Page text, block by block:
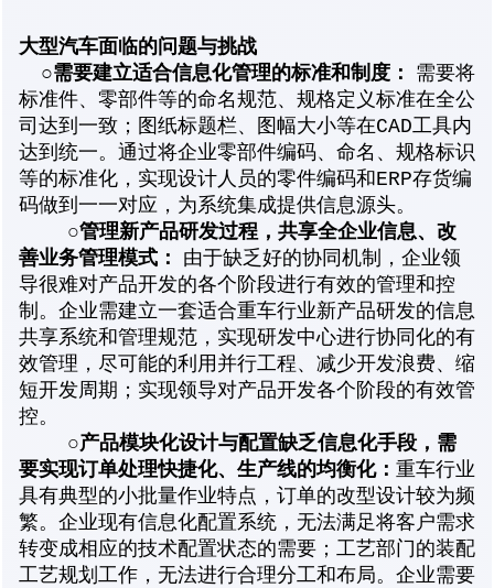
大型汽车面临的问题与挑战
○需要建立适合信息化管理的标准和制度： 需要将
标准件、零部件等的命名规范、规格定义标准在全公
司达到一致；图纸标题栏、图幅大小等在CAD工具内
达到统一。通过将企业零部件编码、命名、规格标识
等的标准化，实现设计人员的零件编码和ERP存货编
码做到一一对应，为系统集成提供信息源头。
○管理新产品研发过程，共享全企业信息、改
善业务管理模式： 由于缺乏好的协同机制，企业领
导很难对产品开发的各个阶段进行有效的管理和控
制。企业需建立一套适合重车行业新产品研发的信息
共享系统和管理规范，实现研发中心进行协同化的有
效管理，尽可能的利用并行工程、减少开发浪费、缩
短开发周期；实现领导对产品开发各个阶段的有效管
控。
○产品模块化设计与配置缺乏信息化手段，需
要实现订单处理快捷化、生产线的均衡化： 重车行业
具有典型的小批量作业特点，订单的改型设计较为频
繁。企业现有信息化配置系统，无法满足将客户需求
转变成相应的技术配置状态的需要；工艺部门的装配
工艺规划工作，无法进行合理分工和布局。企业需要